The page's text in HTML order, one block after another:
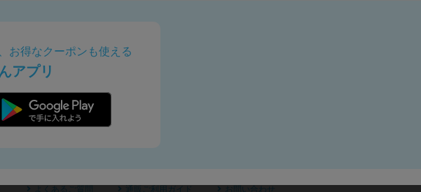
お得なクーポンも使える
アプリ
よくあるご質問 通販ご利用ガイド お問い合わせ